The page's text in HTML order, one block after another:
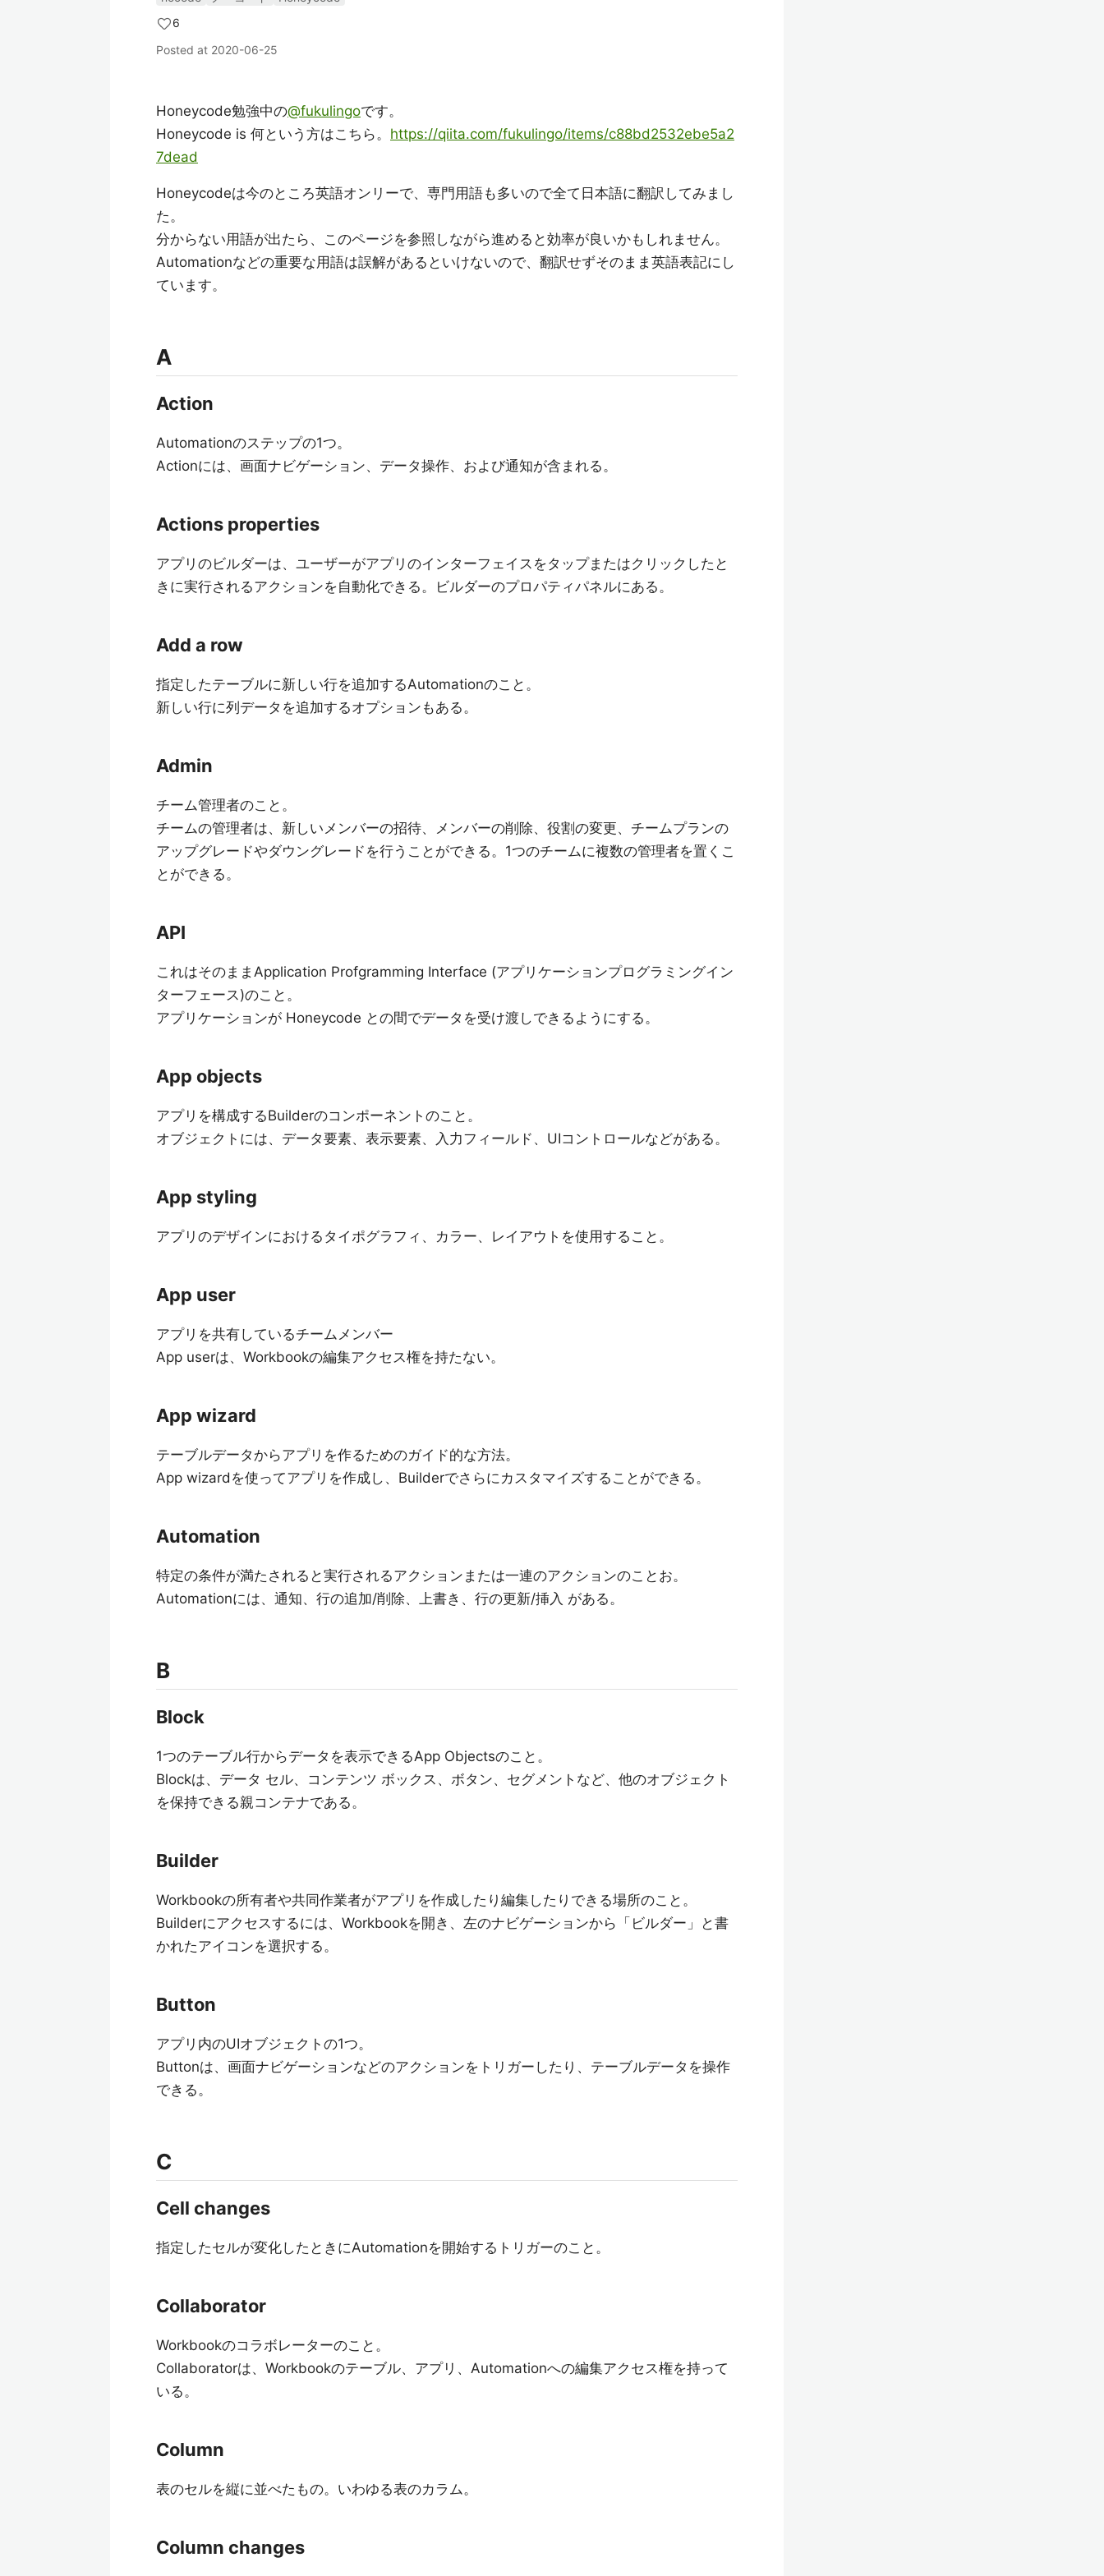
6
Posted at 2020-06-25
Honeycode勉強中の@fukulingoです。
Honeycode is 何という方はこちら。 https://qiita.com/fukulingo/items/c88bd2532ebe5a2
7dead
Honeycodeは今のところ英語オンリーで、専門用語も多いので全て日本語に翻訳してみまし
た。
分からない用語が出たら、このページを参照しながら進めると効率が良いかもしれません。
Automationなどの重要な用語は誤解があるといけないので、翻訳せずそのまま英語表記にし
ています。
A
Action
Automationのステップの1つ。
Actionには、画面ナビゲーション、データ操作、および通知が含まれる。
Actions properties
アプリのビルダーは、ユーザーがアプリのインターフェイスをタップまたはクリックしたと
きに実行されるアクションを自動化できる。ビルダーのプロパティパネルにある。
Add a row
指定したテーブルに新しい行を追加するAutomationのこと。
新しい行に列データを追加するオプションもある。
Admin
チーム管理者のこと。
チームの管理者は、新しいメンバーの招待、メンバーの削除、役割の変更、チームプランの
アップグレードやダウングレードを行うことができる。1つのチームに複数の管理者を置くこ
とができる。
API
これはそのままApplication Profgramming Interface (アプリケーションプログラミングイン
ターフェース)のこと。
アプリケーションが Honeycode との間でデータを受け渡しできるようにする。
App objects
アプリを構成するBuilderのコンポーネントのこと。
オブジェクトには、データ要素、表示要素、入力フィールド、UIコントロールなどがある。
App styling
アプリのデザインにおけるタイポグラフィ、カラー、レイアウトを使用すること。
App user
アプリを共有しているチームメンバー
App userは、Workbookの編集アクセス権を持たない。
App wizard
テーブルデータからアプリを作るためのガイド的な方法。
App wizardを使ってアプリを作成し、Builderでさらにカスタマイズすることができる。
Automation
特定の条件が満たされると実行されるアクションまたは一連のアクションのことお。
Automationには、通知、行の追加/削除、上書き、行の更新/挿入 がある。
B
Block
1つのテーブル行からデータを表示できるApp Objectsのこと。
Blockは、データ セル、コンテンツ ボックス、ボタン、セグメントなど、他のオブジェクト
を保持できる親コンテナである。
Builder
Workbookの所有者や共同作業者がアプリを作成したり編集したりできる場所のこと。
Builderにアクセスするには、Workbookを開き、左のナビゲーションから「ビルダー」と書
かれたアイコンを選択する。
Button
アプリ内のUIオブジェクトの1つ。
Buttonは、画面ナビゲーションなどのアクションをトリガーしたり、テーブルデータを操作
できる。
C
Cell changes
指定したセルが変化したときにAutomationを開始するトリガーのこと。
Collaborator
Workbookのコラボレーターのこと。
Collaboratorは、Workbookのテーブル、アプリ、Automationへの編集アクセス権を持って
いる。
Column
表のセルを縦に並べたもの。いわゆる表のカラム。
Column changes